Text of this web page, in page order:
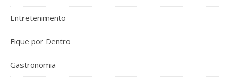
Entretenimento
Fique por Dentro
Gastronomia